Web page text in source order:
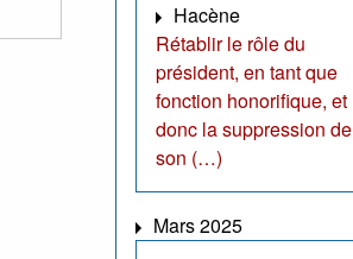
Hacène
Rétablir le rôle du
président, en tant que
fonction honorifique, et
donc la suppression de
son (…)
Mars 2025